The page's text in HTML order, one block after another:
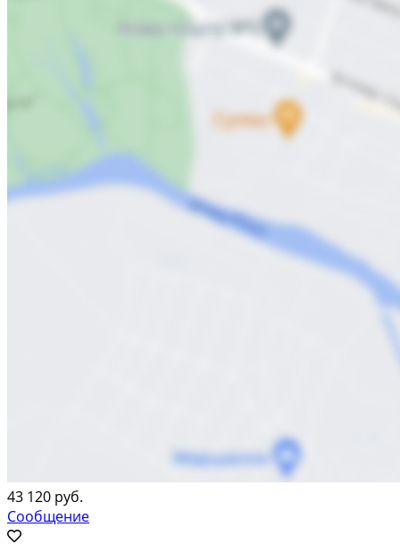
43 120 руб.
Сообщение